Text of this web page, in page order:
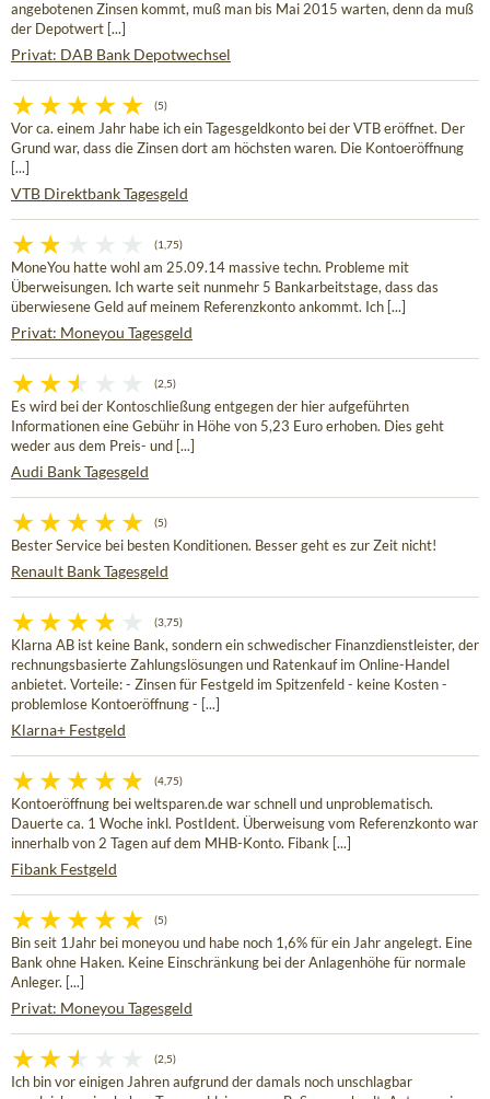
angebotenen Zinsen kommt, muß man bis Mai 2015 warten, denn da muß
der Depotwert [...]
Privat: DAB Bank Depotwechsel
(5)
Vor ca. einem Jahr habe ich ein Tagesgeldkonto bei der VTB eröffnet. Der
Grund war, dass die Zinsen dort am höchsten waren. Die Kontoeröffnung
[...]
VTB Direktbank Tagesgeld
(1,75)
MoneYou hatte wohl am 25.09.14 massive techn. Probleme mit
Überweisungen. Ich warte seit nunmehr 5 Bankarbeitstage, dass das
überwiesene Geld auf meinem Referenzkonto ankommt. Ich [...]
Privat: Moneyou Tagesgeld
(2,5)
Es wird bei der Kontoschließung entgegen der hier aufgeführten
Informationen eine Gebühr in Höhe von 5,23 Euro erhoben. Dies geht
weder aus dem Preis- und [...]
Audi Bank Tagesgeld
(5)
Bester Service bei besten Konditionen. Besser geht es zur Zeit nicht!
Renault Bank Tagesgeld
(3,75)
Klarna AB ist keine Bank, sondern ein schwedischer Finanzdienstleister, der
rechnungsbasierte Zahlungslösungen und Ratenkauf im Online-Handel
anbietet. Vorteile: - Zinsen für Festgeld im Spitzenfeld - keine Kosten -
problemlose Kontoeröffnung - [...]
Klarna+ Festgeld
(4,75)
Kontoeröffnung bei weltsparen.de war schnell und unproblematisch.
Dauerte ca. 1 Woche inkl. PostIdent. Überweisung vom Referenzkonto war
innerhalb von 2 Tagen auf dem MHB-Konto. Fibank [...]
Fibank Festgeld
(5)
Bin seit 1Jahr bei moneyou und habe noch 1,6% für ein Jahr angelegt. Eine
Bank ohne Haken. Keine Einschränkung bei der Anlagenhöhe für normale
Anleger. [...]
Privat: Moneyou Tagesgeld
(2,5)
Ich bin vor einigen Jahren aufgrund der damals noch unschlagbar